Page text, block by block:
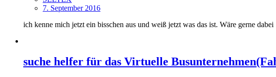
7. September 2016
ich kenne mich jetzt ein bisschen aus und weiß jetzt was das ist. Wäre gerne dabei
suche helfer für das Virtuelle